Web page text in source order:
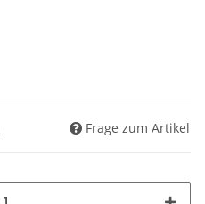
Frage zum Artikel